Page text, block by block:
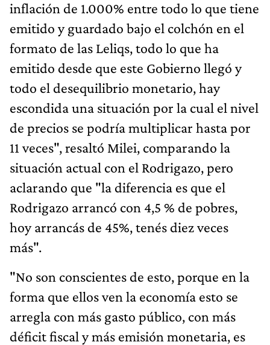
inflación de 1.000% entre todo lo que tiene
emitido y guardado bajo el colchón en el
formato de las Leliqs, todo lo que ha
emitido desde que este Gobierno llegó y
todo el desequilibrio monetario, hay
escondida una situación por la cual el nivel
de precios se podría multiplicar hasta por
11 veces", resaltó Milei, comparando la
situación actual con el Rodrigazo, pero
aclarando que "la diferencia es que el
Rodrigazo arrancó con 4,5 % de pobres,
hoy arrancás de 45%, tenés diez veces
más".
"No son conscientes de esto, porque en la
forma que ellos ven la economía esto se
arregla con más gasto público, con más
déficit fiscal y más emisión monetaria, es